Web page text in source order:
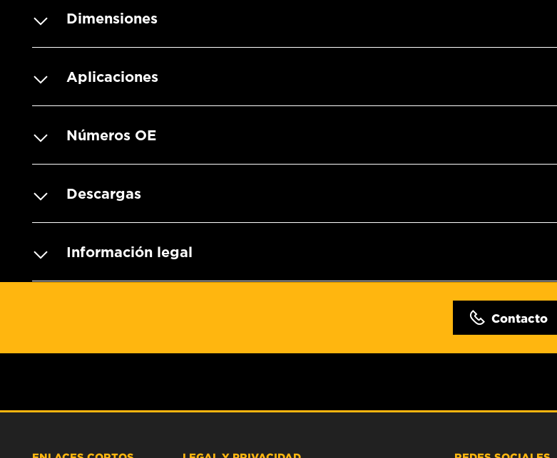
Dimensiones
Aplicaciones
Números OE
Descargas
Información legal
Contacto